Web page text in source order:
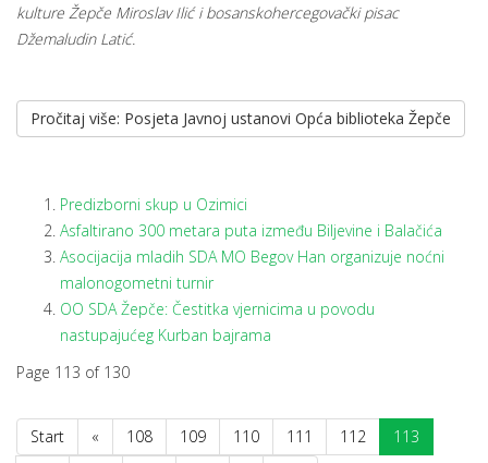
kulture Žepče Miroslav Ilić i bosanskohercegovački pisac
Džemaludin Latić.
Pročitaj više: Posjeta Javnoj ustanovi Opća biblioteka Žepče
Predizborni skup u Ozimici
Asfaltirano 300 metara puta između Biljevine i Balačića
Asocijacija mladih SDA MO Begov Han organizuje noćni
malonogometni turnir
OO SDA Žepče: Čestitka vjernicima u povodu
nastupajućeg Kurban bajrama
Page 113 of 130
Start « 108 109 110 111 112
113